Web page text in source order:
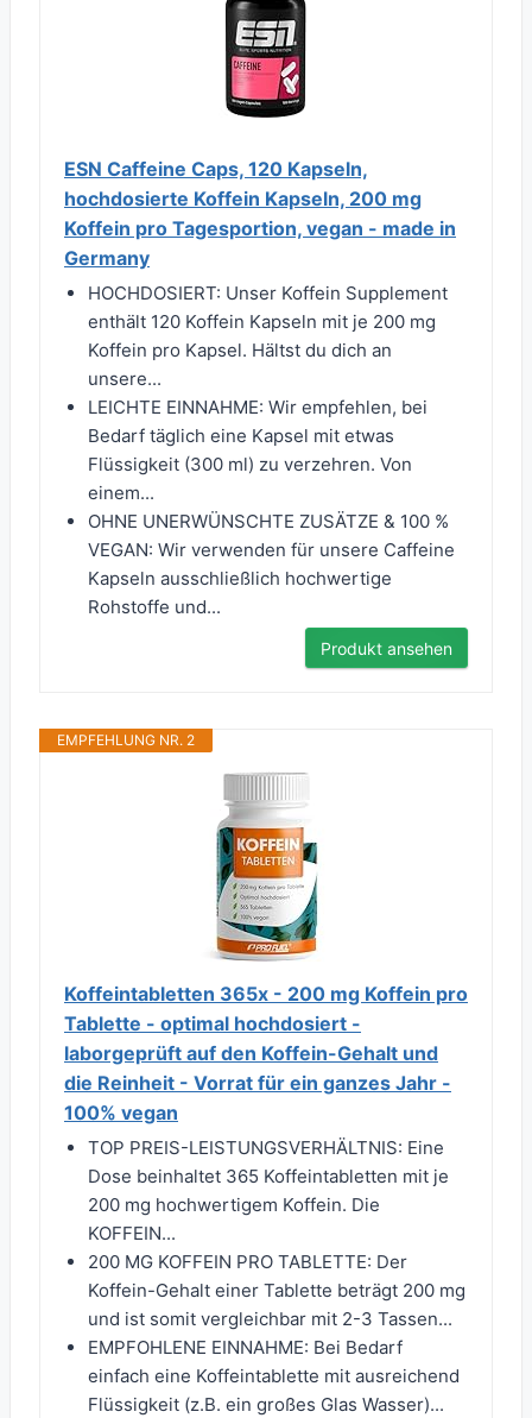
ESN Caffeine Caps, 120 Kapseln,
hochdosierte Koffein Kapseln, 200 mg
Koffein pro Tagesportion, vegan - made in
Germany
HOCHDOSIERT: Unser Koffein Supplement
enthält 120 Koffein Kapseln mit je 200 mg
Koffein pro Kapsel. Hältst du dich an
unsere...
LEICHTE EINNAHME: Wir empfehlen, bei
Bedarf täglich eine Kapsel mit etwas
Flüssigkeit (300 ml) zu verzehren. Von
einem...
OHNE UNERWÜNSCHTE ZUSÄTZE & 100 %
VEGAN: Wir verwenden für unsere Caffeine
Kapseln ausschließlich hochwertige
Rohstoffe und...
Produkt ansehen
EMPFEHLUNG NR. 2
Koffeintabletten 365x - 200 mg Koffein pro
Tablette - optimal hochdosiert -
laborgeprüft auf den Koffein-Gehalt und
die Reinheit - Vorrat für ein ganzes Jahr -
100% vegan
TOP PREIS-LEISTUNGSVERHÄLTNIS: Eine
Dose beinhaltet 365 Koffeintabletten mit je
200 mg hochwertigem Koffein. Die
KOFFEIN...
200 MG KOFFEIN PRO TABLETTE: Der
Koffein-Gehalt einer Tablette beträgt 200 mg
und ist somit vergleichbar mit 2-3 Tassen...
EMPFOHLENE EINNAHME: Bei Bedarf
einfach eine Koffeintablette mit ausreichend
Flüssigkeit (z.B. ein großes Glas Wasser)...